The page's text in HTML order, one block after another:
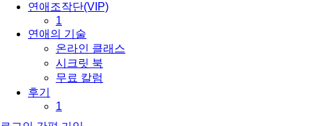
연애조작단(VIP)
1
연애의 기술
온라인 클래스
시크릿 북
무료 칼럼
후기
1